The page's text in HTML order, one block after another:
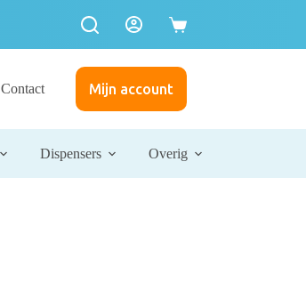
Contact Mijn account
Dispensers Overig